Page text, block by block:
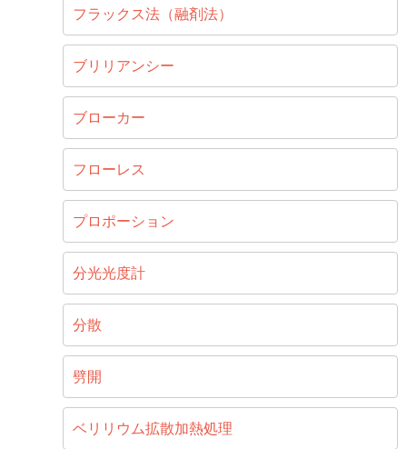
フラックス法（融剤法）
ブリリアンシー
ブローカー
フローレス
プロポーション
分光光度計
分散
劈開
ベリリウム拡散加熱処理